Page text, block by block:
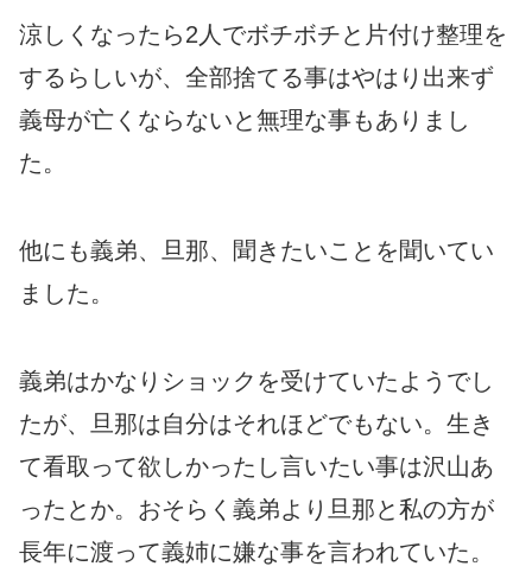
涼しくなったら2人でボチボチと片付け整理を
するらしいが、全部捨てる事はやはり出来ず
義母が亡くならないと無理な事もありまし
た。
他にも義弟、旦那、聞きたいことを聞いてい
ました。
義弟はかなりショックを受けていたようでし
たが、旦那は自分はそれほどでもない。生き
て看取って欲しかったし言いたい事は沢山あ
ったとか。おそらく義弟より旦那と私の方が
長年に渡って義姉に嫌な事を言われていた。